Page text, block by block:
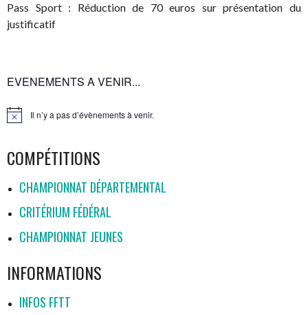
Pass Sport : Réduction de 70 euros sur présentation du
justificatif
EVENEMENTS A VENIR...
Notice Il n’y a pas d’évènements à venir.
COMPÉTITIONS
CHAMPIONNAT DÉPARTEMENTAL
CRITÉRIUM FÉDÉRAL
CHAMPIONNAT JEUNES
INFORMATIONS
INFOS FFTT